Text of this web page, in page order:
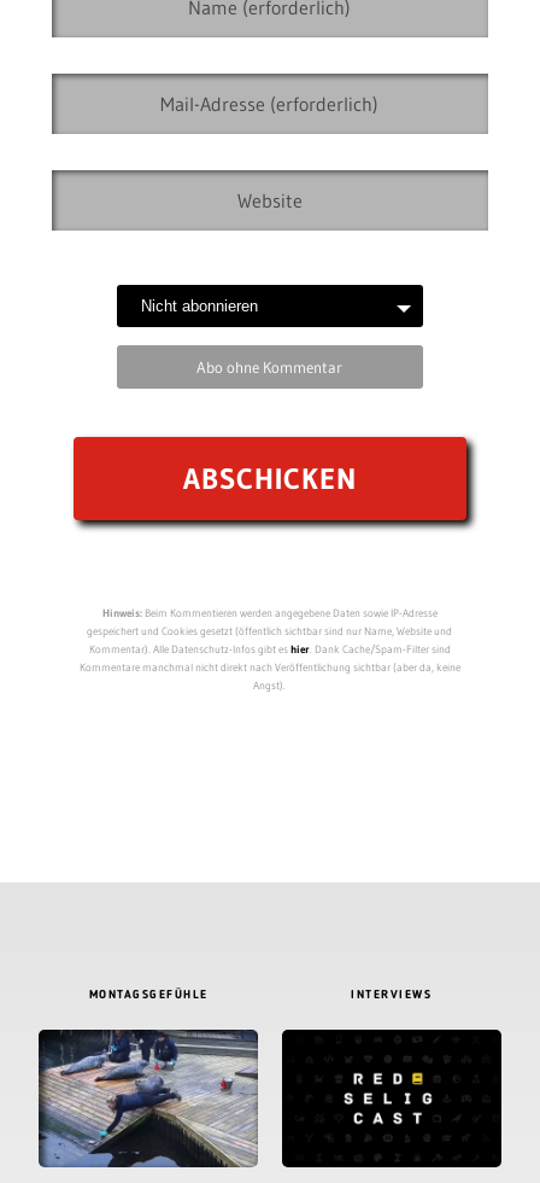
Abo ohne Kommentar
Hinweis:Beim Kommentieren werden angegebene Daten sowie IP-Adresse
gespeichert und Cookies gesetzt (öffentlich sichtbar sind nur Name, Website und
Kommentar). Alle Datenschutz-Infos gibt eshier. Dank Cache/Spam-Filter sind
Kommentare manchmal nicht direkt nach Veröffentlichung sichtbar (aber da, keine
Angst).
MONTAGSGEFÜHLE INTERVIEWS